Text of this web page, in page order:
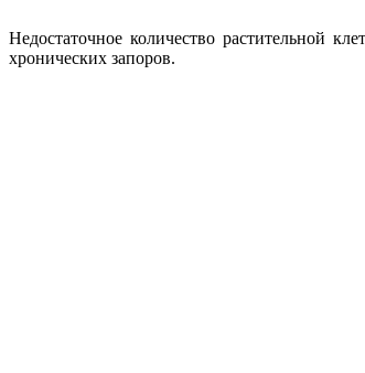
Недостаточное количество растительной
хронических запоров.